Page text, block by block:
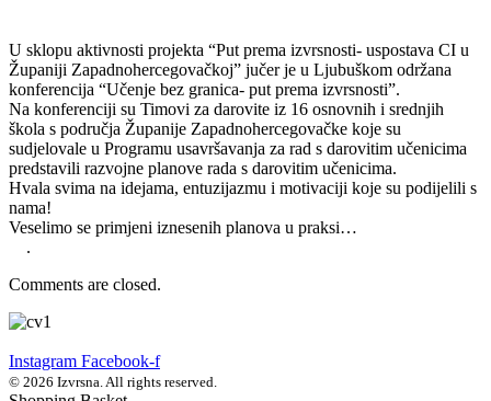
U sklopu aktivnosti projekta “Put prema izvrsnosti- uspostava CI u
Županiji Zapadnohercegovačkoj” jučer je u Ljubuškom održana
konferencija “Učenje bez granica- put prema izvrsnosti”.
Na konferenciji su Timovi za darovite iz 16 osnovnih i srednjih
škola s područja Županije Zapadnohercegovačke koje su
sudjelovale u Programu usavršavanja za rad s darovitim učenicima
predstavili razvojne planove rada s darovitim učenicima.
Hvala svima na idejama, entuzijazmu i motivaciji koje su podijelili s
nama!
Veselimo se primjeni iznesenih planova u praksi…
.
Comments are closed.
Instagram Facebook-f
© 2026 Izvrsna. All rights reserved.